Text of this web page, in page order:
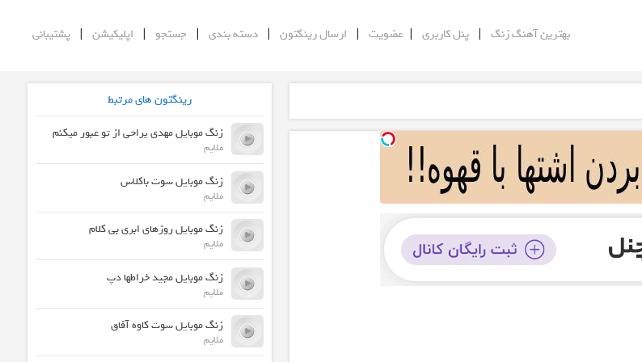
بهترین آهنگ زنگ |پنل کاربری | عضویت | ارسال رینگتون |دسته بندی | جستجو | اپلیکیشن |پشتیبانی
رینگتون های مرتبط
زنگ موبایل مهدی یراحی از تو عبور میکنم
ملایم
زنگ موبایل سوت باکلاس
ملایم
زنگ موبایل روزهای ابری بی کلام
ملایم
زنگ موبایل مجید خراطها دپ
ملایم
زنگ موبایل سوت کاوه آفاق
ملایم